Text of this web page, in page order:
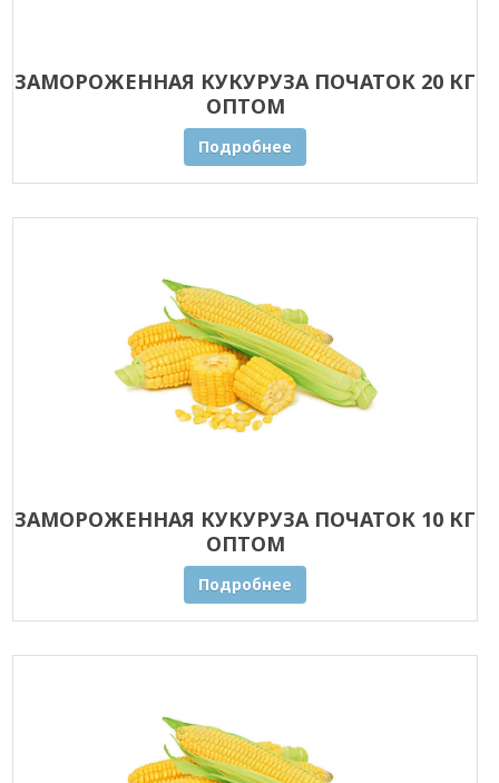
ЗАМОРОЖЕННАЯ КУКУРУЗА ПОЧАТОК 20 КГ
ОПТОМ
Подробнее
ЗАМОРОЖЕННАЯ КУКУРУЗА ПОЧАТОК 10 КГ
ОПТОМ
Подробнее